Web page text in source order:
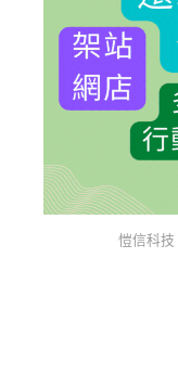
愷信科